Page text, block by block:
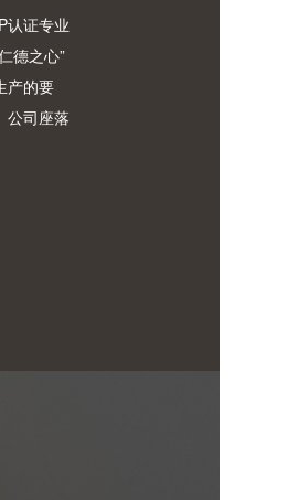
认证专业
德之心”
产的要
公司座落